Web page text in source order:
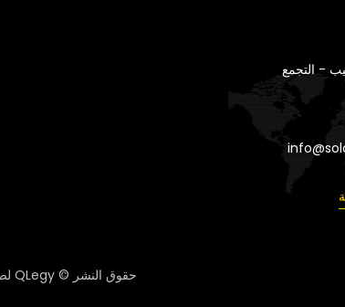
حقوق النشر © QLegy لصالح Solocar 2025. جميع الحقوق محفوظة